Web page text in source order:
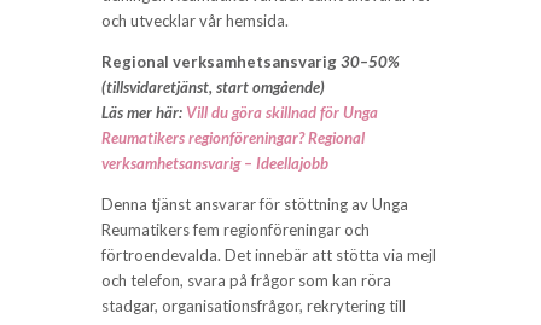
och utvecklar vår hemsida.
Regional verksamhetsansvarig30–50%
(tillsvidaretjänst, start omgående)
Läs mer här: Vill du göra skillnad för Unga
Reumatikers regionföreningar? Regional
verksamhetsansvarig – Ideellajobb
Denna tjänst ansvarar för stöttning av Unga
Reumatikers fem regionföreningar och
förtroendevalda. Det innebär att stötta via mejl
och telefon, svara på frågor som kan röra
stadgar, organisationsfrågor, rekrytering till